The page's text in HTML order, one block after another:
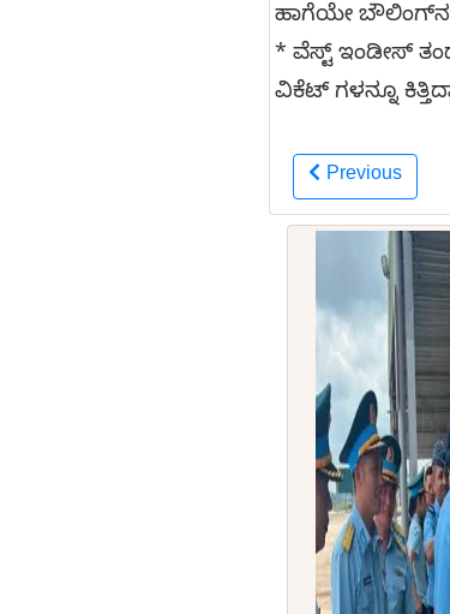
ಹಾಗೆಯೇ
* ವೆಸ್ಟ್ ಇಂಡೀಸ್
ವಿಕೆಟ್ ಗಳನ್ನೂ
Previous